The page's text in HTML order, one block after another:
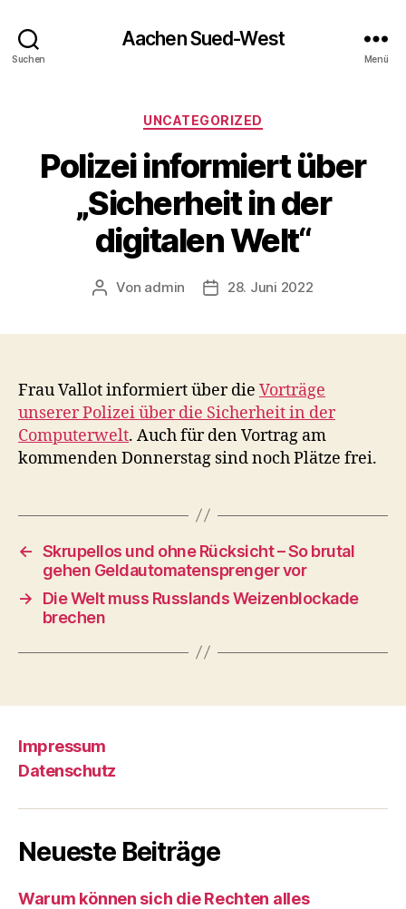
Suchen
Aachen Sued-West
Menü
Kategorien
UNCATEGORIZED
Polizei informiert über
„Sicherheit in der
digitalen Welt“
Beitragsautor
Von admin Veröffentlichungsdatum
28. Juni 2022
Frau Vallot informiert über die Vorträge
unserer Polizei über die Sicherheit in der
Computerwelt. Auch für den Vortrag am
kommenden Donnerstag sind noch Plätze frei.
← Skrupellos und ohne Rücksicht – So brutal
gehen Geldautomatensprenger vor
→
Die Welt muss Russlands Weizenblockade
brechen
Impressum
Datenschutz
Neueste Beiträge
Warum können sich die Rechten alles